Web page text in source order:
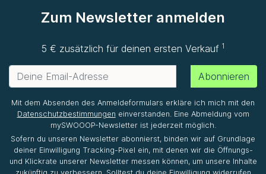
Zum Newsletter anmelden
5 € zusätzlich für deinen ersten Verkauf1
Abonnieren
Mit dem Absenden des Anmeldeformulars erkläre ich mich mit den
Datenschutzbestimmungen einverstanden. Eine Abmeldung vom
mySWOOOP-Newsletter ist jederzeit möglich.
Sofern du unseren Newsletter abonnierst, binden wir auf Grundlage
deiner Einwilligung Tracking-Pixel ein, mit denen wir die Öffnungs-
und Klickrate unserer Newsletter messen können, um unsere Inhalte